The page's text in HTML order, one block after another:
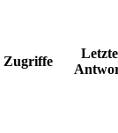
Zugriffe
Letzte